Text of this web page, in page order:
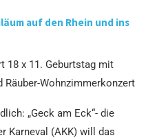
auf den Rhein und ins
18 x 11. Geburtstag mit
Wohnzimmerkonzert
„Geck am Eck“- die
Karneval (AKK) will das